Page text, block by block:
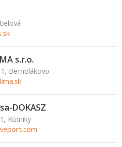
s.r.o.
Bernolákovo
DOKASZ
Kútniky